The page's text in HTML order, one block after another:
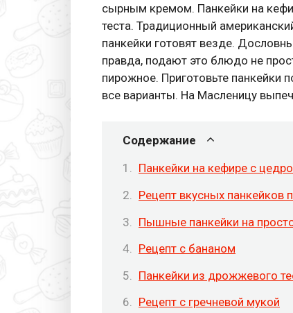
сырным кремом. Панкейки на
теста. Традиционный
панкейки готовят везде.
правда, подают это блюдо не
пирожное. Приготовьте панкейки
все варианты. На Масленицу
Содержание
Панкейки на кефире с
Рецепт вкусных панкейков
Пышные панкейки на
Рецепт с бананом
Панкейки из дрожжевого
Рецепт с гречневой мукой